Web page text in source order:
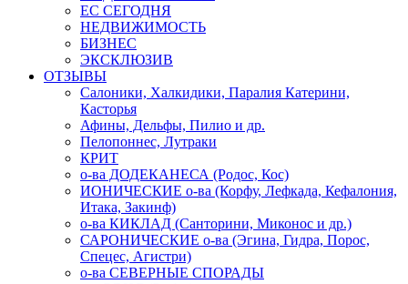
ЕС СЕГОДНЯ
НЕДВИЖИМОСТЬ
БИЗНЕС
ЭКСКЛЮЗИВ
ОТЗЫВЫ
Салоники, Халкидики, Паралия Катерини,
Касторья
Афины, Дельфы, Пилио и др.
Пелопоннес, Лутраки
КРИТ
о-ва ДОДЕКАНЕСА (Родос, Кос)
ИОНИЧЕСКИЕ о-ва (Корфу, Лефкада, Кефалония,
Итака, Закинф)
о-ва КИКЛАД (Санторини, Миконос и др.)
САРОНИЧЕСКИЕ о-ва (Эгина, Гидра, Порос,
Спецес, Агистри)
о-ва СЕВЕРНЫЕ СПОРАДЫ